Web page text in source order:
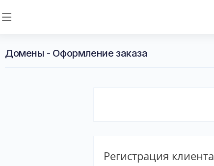
Домены - Оформление заказа
Регистрация клиента